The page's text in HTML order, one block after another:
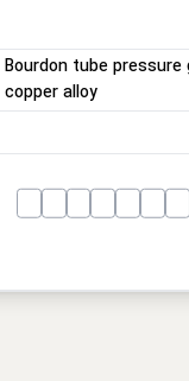
Bourdon tube pressure
copper alloy